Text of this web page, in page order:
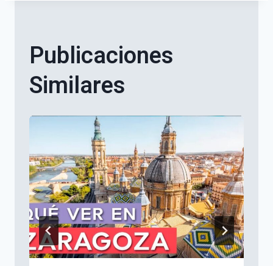
Publicaciones
Similares